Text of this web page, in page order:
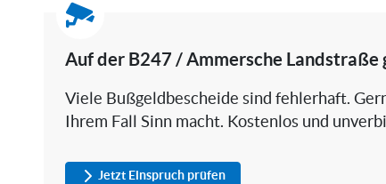
Auf der B247 / Ammersche Landstraße
Viele Bußgeldbescheide sind fehlerhaft.
Ihrem Fall Sinn macht. Kostenlos und
Jetzt Einspruch prüfen